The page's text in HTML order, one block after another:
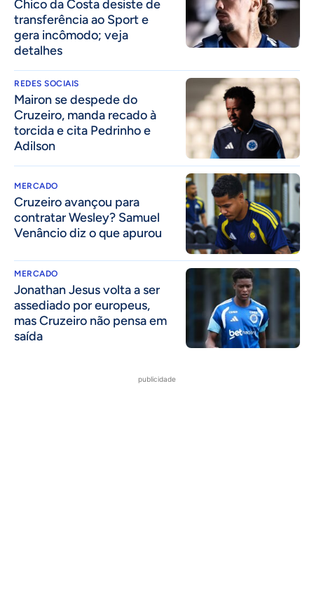
Chico da Costa desiste de
transferência ao Sport e
gera incômodo; veja
detalhes
REDES SOCIAIS
Mairon se despede do
Cruzeiro, manda recado à
torcida e cita Pedrinho e
Adilson
MERCADO
Cruzeiro avançou para
contratar Wesley? Samuel
Venâncio diz o que apurou
MERCADO
Jonathan Jesus volta a ser
assediado por europeus,
mas Cruzeiro não pensa em
saída
publicidade